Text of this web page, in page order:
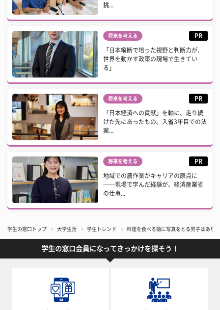
挑...
将来を考える PR
「日本縦断で培った視野と判断力が、
世界を動かす政策の現場で生きてい
る」
将来を考える PR
「日本経済への貢献」を軸に、走り続
けた先にあったもの。入省3年目での法
案...
将来を考える PR
地域での農作業がキャリアの原点に
──現場で学んだ経験が、経済産業省
の仕事...
学生の窓口トップ 大学生活 学生トレンド 料理を食べる前に写真をとる男子はあり
学生の窓口会員になってきっかけを探そう！